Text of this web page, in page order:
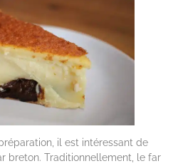
il est intéressant de
breton. Traditionnellement, le far